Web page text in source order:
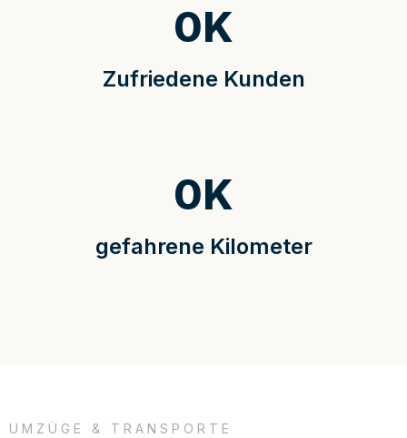
Zufriedene Kunden
0K
gefahrene Kilometer
0K
UMZÜGE & TRANSPORTE